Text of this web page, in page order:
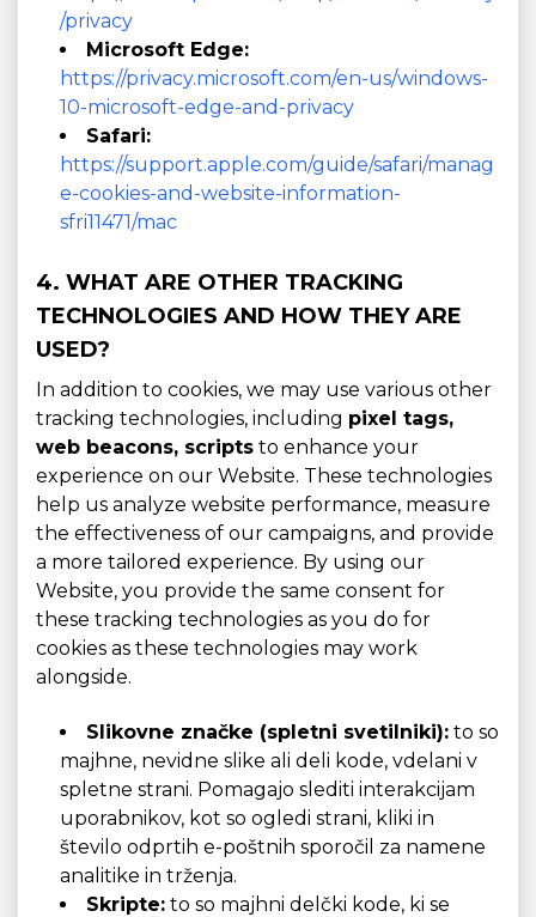
/privacy
Microsoft Edge:
https://privacy.microsoft.com/en-us/windows-
10-microsoft-edge-and-privacy
Safari:
https://support.apple.com/guide/safari/manag
e-cookies-and-website-information-
sfri11471/mac
4. WHAT ARE OTHER TRACKING
TECHNOLOGIES AND HOW THEY ARE
USED?
In addition to cookies, we may use various other
tracking technologies, including pixel tags,
web beacons, scripts to enhance your
experience on our Website. These technologies
help us analyze website performance, measure
the effectiveness of our campaigns, and provide
a more tailored experience. By using our
Website, you provide the same consent for
these tracking technologies as you do for
cookies as these technologies may work
alongside.
Slikovne značke (spletni svetilniki): to so
majhne, ​​nevidne slike ali deli kode, vdelani v
spletne strani. Pomagajo slediti interakcijam
uporabnikov, kot so ogledi strani, kliki in
število odprtih e-poštnih sporočil za namene
analitike in trženja.
Skripte: to so majhni delčki kode, ki se